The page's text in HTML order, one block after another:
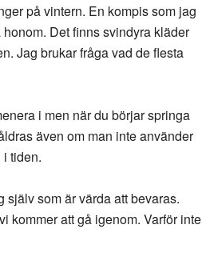
på vintern. En kompis som jag
Det finns svindyra kläder
Jag brukar fråga vad de flesta
i men när du börjar springa
även om man inte använder
tiden.
själv som är värda att bevaras.
kommer att gå igenom. Varför inte